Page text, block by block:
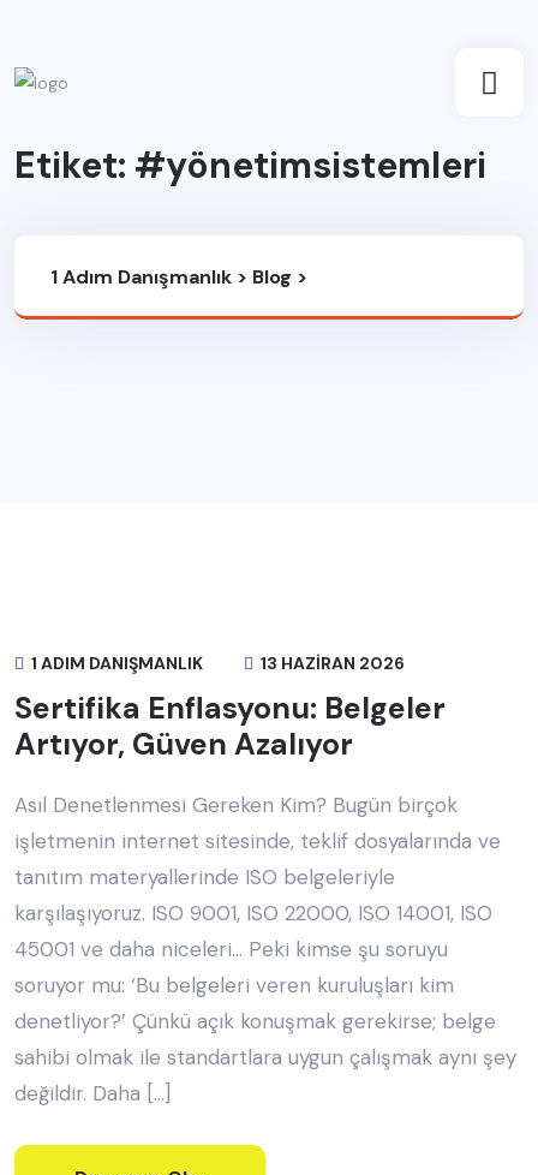
Etiket: #yönetimsistemleri
1 Adım Danışmanlık > Blog >
1 ADIM DANIŞMANLIK 13 HAZIRAN 2026
Sertifika Enflasyonu: Belgeler
Artıyor, Güven Azalıyor
Asıl Denetlenmesi Gereken Kim? Bugün birçok
işletmenin internet sitesinde, teklif dosyalarında ve
tanıtım materyallerinde ISO belgeleriyle
karşılaşıyoruz. ISO 9001, ISO 22000, ISO 14001, ISO
45001 ve daha niceleri… Peki kimse şu soruyu
soruyor mu: ‘Bu belgeleri veren kuruluşları kim
denetliyor?’ Çünkü açık konuşmak gerekirse; belge
sahibi olmak ile standartlara uygun çalışmak aynı şey
değildir. Daha […]